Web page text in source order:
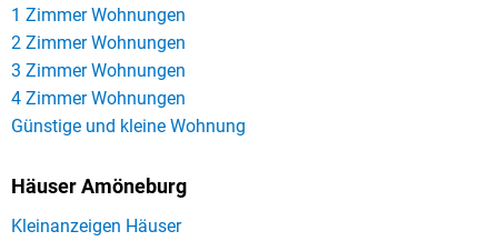
1 Zimmer Wohnungen
2 Zimmer Wohnungen
3 Zimmer Wohnungen
4 Zimmer Wohnungen
Günstige und kleine Wohnung
Häuser Amöneburg
Kleinanzeigen Häuser